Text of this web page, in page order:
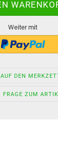
Weiter mit
AUF DEN
FRAGE ZUM